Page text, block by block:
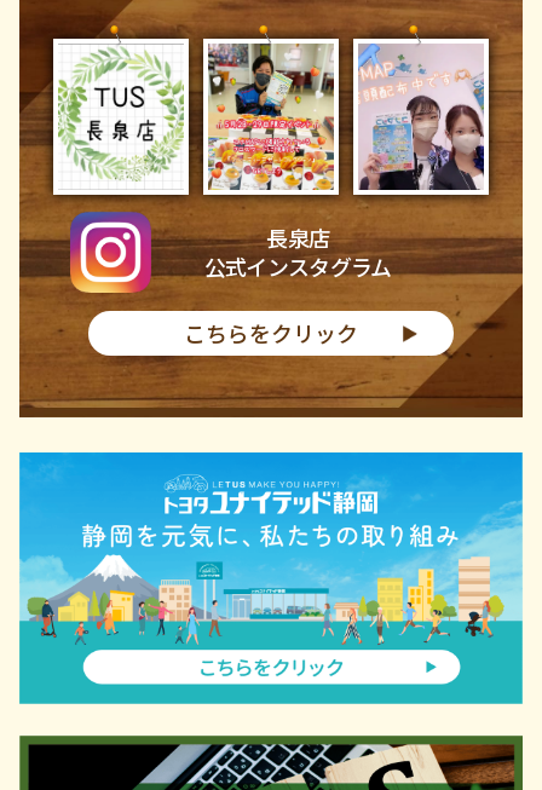
長泉店
公式インスタグラム
こちらをクリック